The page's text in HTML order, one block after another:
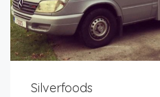
Silverfoods